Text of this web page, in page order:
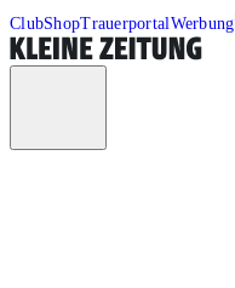
ClubShopTrauerportalWerbung